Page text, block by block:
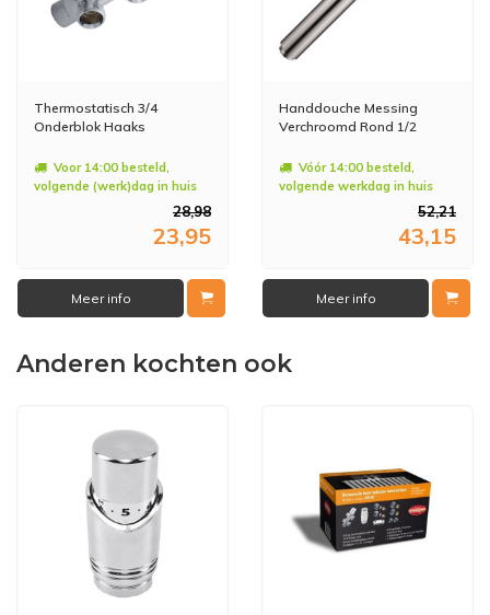
Thermostatisch 3/4
Onderblok Haaks
Voor 14:00 besteld,
volgende (werk)dag in huis
28,98
23,95
Meer info
Handdouche Messing
Verchroomd Rond 1/2
Vóór 14:00 besteld,
volgende werkdag in huis
52,21
43,15
Meer info
Anderen kochten ook